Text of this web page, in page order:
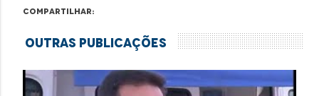
Compartilhar:
Outras Publicações